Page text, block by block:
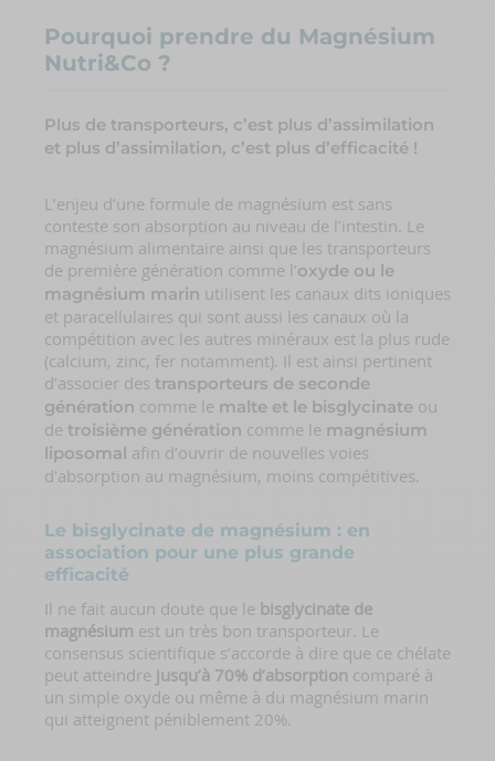
Pourquoi prendre du Magnésium
Nutri&Co ?
Plus de transporteurs, c’est plus d’assimilation
et plus d’assimilation, c’est plus d’efficacité !
L’enjeu d’une formule de magnésium est sans
conteste son absorption au niveau de l’intestin. Le
magnésium alimentaire ainsi que les transporteurs
de première génération comme l’oxyde ou le
magnésium marin utilisent les canaux dits ioniques
et paracellulaires qui sont aussi les canaux où la
compétition avec les autres minéraux est la plus rude
(calcium, zinc, fer notamment). Il est ainsi pertinent
d’associer des transporteurs de seconde
génération comme le malte et le bisglycinate ou
de troisième génération comme le magnésium
liposomal afin d’ouvrir de nouvelles voies
d'absorption au magnésium, moins compétitives.
Le bisglycinate de magnésium : en
association pour une plus grande
efficacité
Il ne fait aucun doute que le bisglycinate de
magnésium est un très bon transporteur. Le
consensus scientifique s’accorde à dire que ce chélate
peut atteindre jusqu’à 70% d’absorption comparé à
un simple oxyde ou même à du magnésium marin
qui atteignent péniblement 20%.